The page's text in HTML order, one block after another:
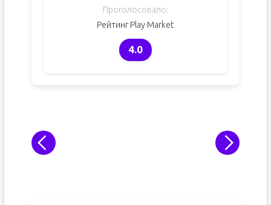
Проголосовало:
Рейтинг Play Market
4.0